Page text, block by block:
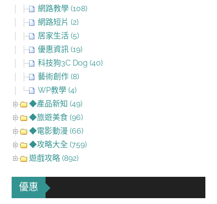
網路教學 (108)
網路短片 (2)
居家生活 (5)
優惠資訊 (19)
科技狗3C Dog (40)
藝術創作 (8)
WP教學 (4)
◆產品新知 (49)
◆旅遊美食 (96)
◆電影動漫 (66)
◆攻略大全 (759)
遊戲攻略 (892)
優惠